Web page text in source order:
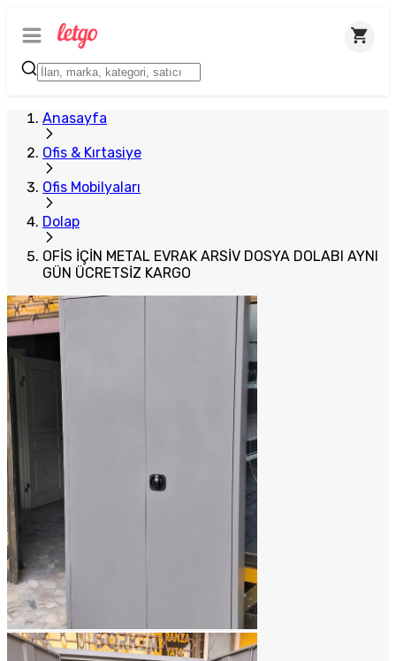
Anasayfa
Ofis & Kırtasiye
Ofis Mobilyaları
Dolap
OFİS İÇİN METAL EVRAK ARSİV DOSYA DOLABI AYNI
GÜN ÜCRETSİZ KARGO
Plus Satıcı